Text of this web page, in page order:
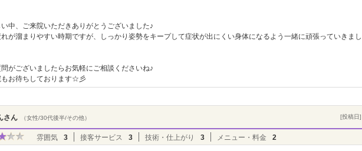
中、ご来院いただきありがとうございました♪
が溜まりやすい時期ですが、しっかり姿勢をキープして症状が出にくい身体になるよう一緒に頑張っていきまし
がございましたらお気軽にご相談くださいね♪
もお待ちしております☆彡
さん （女性/30代後半/その他） [投稿日
雰囲気 3 接客サービス 3 技術・仕上がり 3 メニュー・料金 2